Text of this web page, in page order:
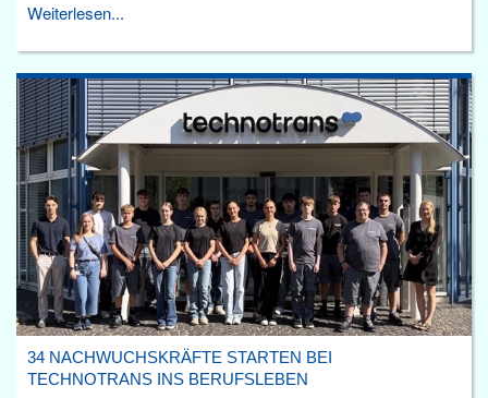
Weiterlesen...
34 NACHWUCHSKRÄFTE STARTEN BEI
TECHNOTRANS INS BERUFSLEBEN